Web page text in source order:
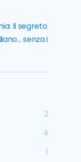
Il segreto
senza i
2
4
1